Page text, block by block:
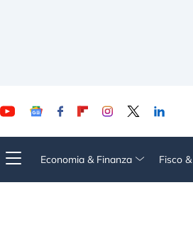
Economia & Finanza Fisco